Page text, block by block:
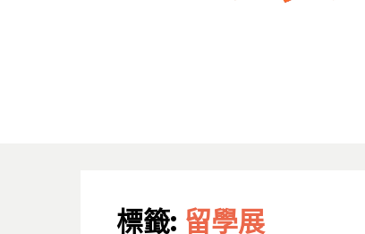
標籤: 留學展